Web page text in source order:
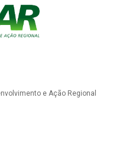
e Ação Regional